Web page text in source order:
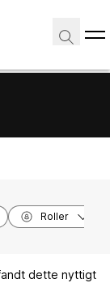
Roller
dette nyttigt